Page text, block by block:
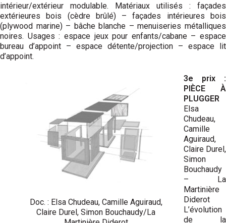
intérieur/extérieur modulable. Matériaux utilisés : façades
extérieures bois (cèdre brûlé) – façades intérieures bois
(plywood marine) – bâche blanche – menuiseries métalliques
noires. Usages : espace jeux pour enfants/cabane – espace
bureau d’appoint – espace détente/projection – espace lit
d’appoint.
Doc. : Elsa Chudeau, Camille Aguiraud,
Claire Durel, Simon Bouchaudy/La
3e prix :
PIÈCE À
PLUGGER
Elsa
Chudeau,
Camille
Aguiraud,
Claire Durel,
Simon
Bouchaudy
– La
Martinière
Diderot
L’évolution
de la